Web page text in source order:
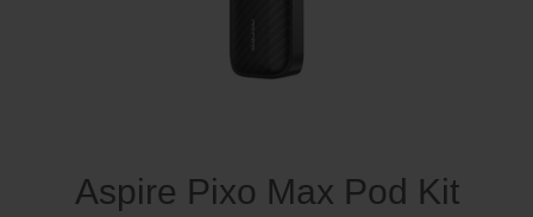
Aspire Pixo Max Pod Kit